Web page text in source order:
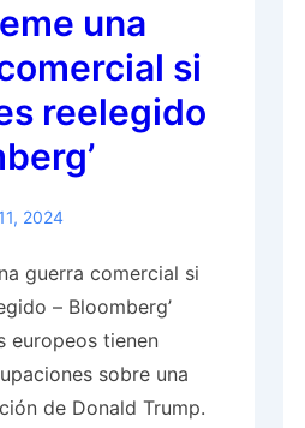
una
si
reelegido
2024
guerra comercial si
– Bloomberg’
europeos tienen
sobre una
de Donald Trump.